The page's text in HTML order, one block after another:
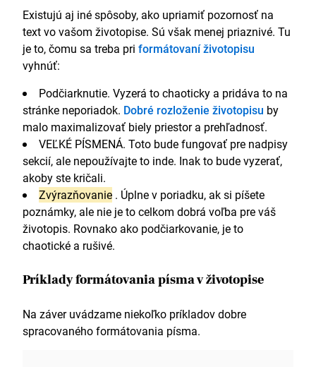
Existujú aj iné spôsoby, ako upriamiť pozornosť na
text vo vašom životopise. Sú však menej priaznivé. Tu
je to, čomu sa treba pri formátovaní životopisu
vyhnúť:
Podčiarknutie. Vyzerá to chaoticky a pridáva to na
stránke neporiadok. Dobré rozloženie životopisu by
malo maximalizovať biely priestor a prehľadnosť.
VEĽKÉ PÍSMENÁ. Toto bude fungovať pre nadpisy
sekcií, ale nepoužívajte to inde. Inak to bude vyzerať,
akoby ste kričali.
Zvýrazňovanie . Úplne v poriadku, ak si píšete
poznámky, ale nie je to celkom dobrá voľba pre váš
životopis. Rovnako ako podčiarkovanie, je to
chaotické a rušivé.
Príklady formátovania písma v životopise
Na záver uvádzame niekoľko príkladov dobre
spracovaného formátovania písma.